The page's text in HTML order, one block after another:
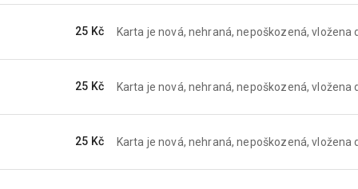
25 Kč Karta je nová, nehraná, nepoškozená, vložena
25 Kč Karta je nová, nehraná, nepoškozená, vložena
25 Kč Karta je nová, nehraná, nepoškozená, vložena